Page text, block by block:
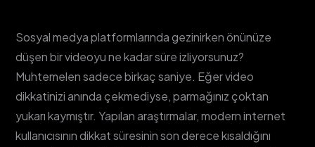
Sosyal medya platformlarında gezinirken önünüze
düşen bir videoyu ne kadar süre izliyorsunuz?
Muhtemelen sadece birkaç saniye. Eğer video
dikkatinizi anında çekmediyse, parmağınız çoktan
yukarı kaymıştır. Yapılan araştırmalar, modern internet
kullanıcısının dikkat süresinin son derece kısaldığını